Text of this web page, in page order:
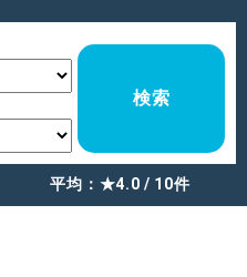
検索
平均： ★4.0 / 10件